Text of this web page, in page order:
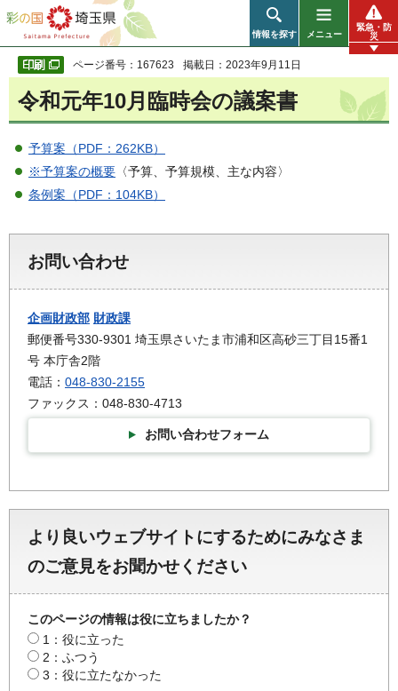
彩の国 埼玉県
情報を探す メニュー
緊急・防
災
ページ番号：167623 掲載日：2023年9月11日
令和元年10月臨時会の議案書
予算案（PDF：262KB）
※予算案の概要 〈予算、予算規模、主な内容〉
条例案（PDF：104KB）
お問い合わせ
企画財政部 財政課
郵便番号330-9301 埼玉県さいたま市浦和区高砂三丁目15番1
号 本庁舎2階
電話： 048-830-2155
ファックス：048-830-4713
お問い合わせフォーム
より良いウェブサイトにするためにみなさま
のご意見をお聞かせください
このページの情報は役に立ちましたか？
1：役に立った
2：ふつう
3：役に立たなかった